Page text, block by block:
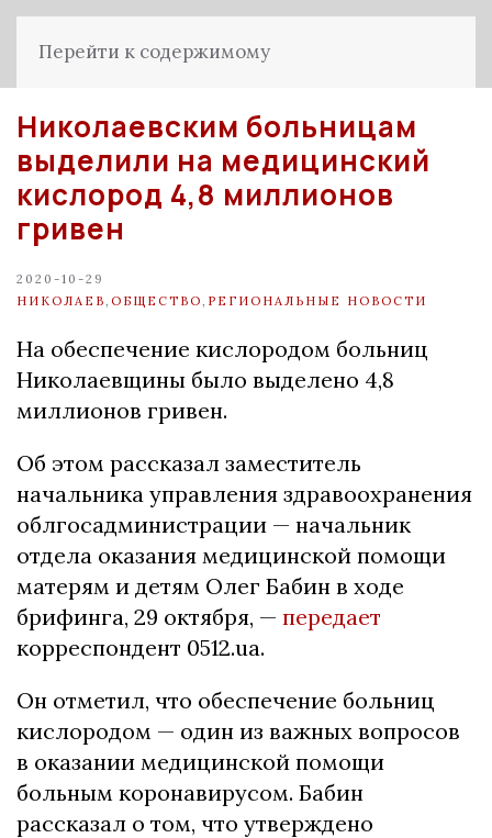
Перейти к содержимому
Николаевским больницам
выделили на медицинский
кислород 4,8 миллионов
гривен
2020-10-29
НИКОЛАЕВ ОБЩЕСТВО РЕГИОНАЛЬНЫЕ НОВОСТИ
На обеспечение кислородом больниц
Николаевщины было выделено 4,8
миллионов гривен.
Об этом рассказал заместитель
начальника управления здравоохранения
облгосадминистрации — начальник
отдела оказания медицинской помощи
матерям и детям Олег Бабин в ходе
брифинга, 29 октября, — передает
корреспондент 0512.ua.
Он отметил, что обеспечение больниц
кислородом — один из важных вопросов
в оказании медицинской помощи
больным коронавирусом. Бабин
рассказал о том, что утверждено